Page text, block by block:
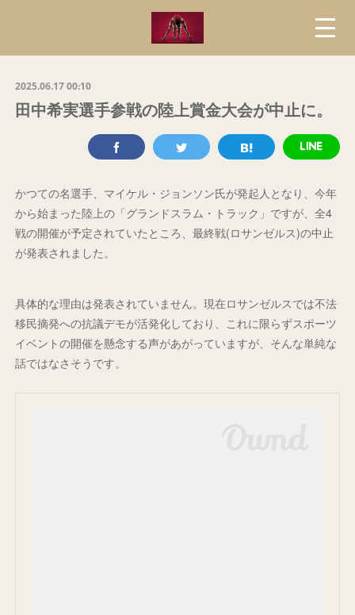
2025.06.17 00:10
田中希実選手参戦の陸上賞金大会が中止に。
かつての名選手、マイケル・ジョンソン氏が発起人となり、今年
から始まった陸上の「グランドスラム・トラック」ですが、全4
戦の開催が予定されていたところ、最終戦(ロサンゼルス)の中止
が発表されました。
具体的な理由は発表されていません。現在ロサンゼルスでは不法
移民摘発への抗議デモが活発化しており、これに限らずスポーツ
イベントの開催を懸念する声があがっていますが、そんな単純な
話ではなさそうです。